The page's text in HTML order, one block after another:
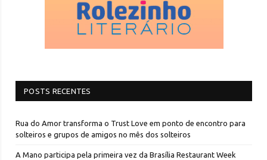
POSTS RECENTES
Rua do Amor transforma o Trust Love em ponto de encontro para
solteiros e grupos de amigos no mês dos solteiros
A Mano participa pela primeira vez da Brasília Restaurant Week